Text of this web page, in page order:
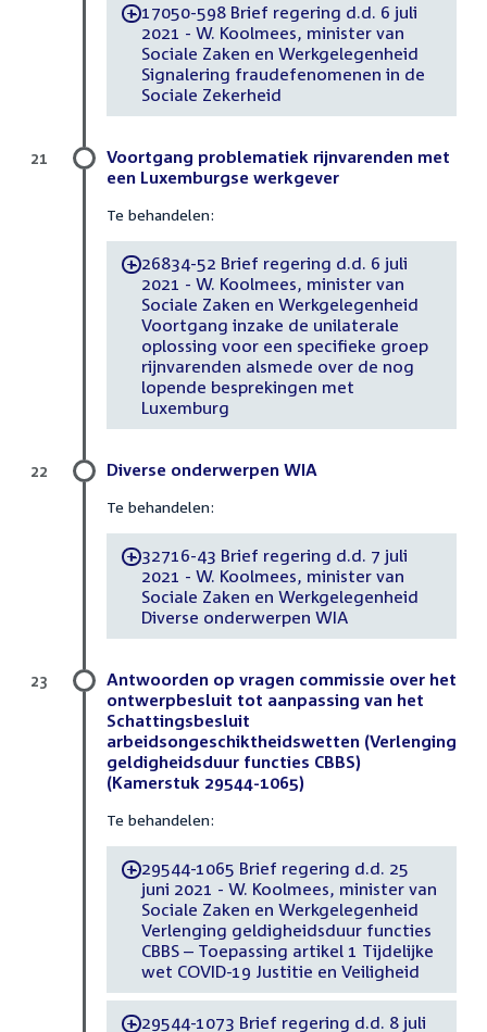
-17050-598 Brief regering d.d. 6 juli
2021 - W. Koolmees, minister van
Sociale Zaken en Werkgelegenheid
Signalering fraudefenomenen in de
Sociale Zekerheid
Voortgang problematiek rijnvarenden met
een Luxemburgse werkgever
Te behandelen:
-26834-52 Brief regering d.d. 6 juli
2021 - W. Koolmees, minister van
Sociale Zaken en Werkgelegenheid
Voortgang inzake de unilaterale
oplossing voor een specifieke groep
rijnvarenden alsmede over de nog
lopende besprekingen met
Luxemburg
21
Diverse onderwerpen WIA
Te behandelen:
-32716-43 Brief regering d.d. 7 juli
2021 - W. Koolmees, minister van
Sociale Zaken en Werkgelegenheid
Diverse onderwerpen WIA
22
Antwoorden op vragen commissie over het
ontwerpbesluit tot aanpassing van het
Schattingsbesluit
arbeidsongeschiktheidswetten (Verlenging
geldigheidsduur functies CBBS)
(Kamerstuk 29544-1065)
Te behandelen:
-29544-1065 Brief regering d.d. 25
juni 2021 - W. Koolmees, minister van
Sociale Zaken en Werkgelegenheid
Verlenging geldigheidsduur functies
CBBS – Toepassing artikel 1 Tijdelijke
wet COVID-19 Justitie en Veiligheid
-29544-1073 Brief regering d.d. 8 juli
23